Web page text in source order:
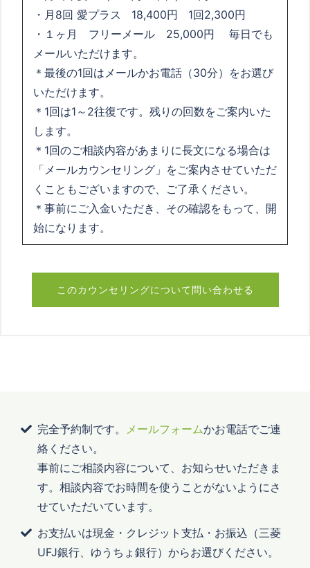
・月8回 愛プラス 18,400円 1回2,300円
・１ヶ月 フリーメール 25,000円 毎日でも
メールいただけます。
＊最後の1回はメールかお電話（30分）をお選び
いただけます。
＊1回は1～2往復です。残りの回数をご案内いた
します。
＊1回のご相談内容があまりに長文になる場合は
「メールカウンセリング」をご案内させていただ
くこともございますので、ご了承ください。
＊事前にご入金いただき、その確認をもって、開
始になります。
このカウンセリングについて問い合わせる
完全予約制です。 メールフォームかお電話でご連
絡ください。
事前にご相談内容について、お知らせいただきま
す。相談内容でお時間を使うことがないようにさ
せていただいています。
お支払いは現金・クレジット支払・お振込（三菱
UFJ銀行、ゆうちょ銀行）からお選びください。